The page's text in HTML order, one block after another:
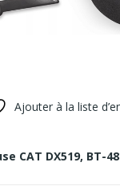
Ajouter à la liste
CAT DX519, BT-